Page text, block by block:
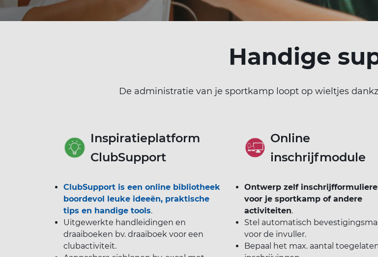
Handige
De administratie van je sportkamp loopt op wieltjes
Inspiratieplatform
ClubSupport
ClubSupport is een online bibliotheek
boordevol leuke ideeën, praktische
tips en handige tools.
Uitgewerkte handleidingen en
draaiboeken bv. draaiboek voor een
clubactiviteit.
Online
inschrijfmodule
Ontwerp zelf
voor je sportkamp of andere
activiteiten.
Stel automatisch
voor de invuller.
Bepaal het max. aantal